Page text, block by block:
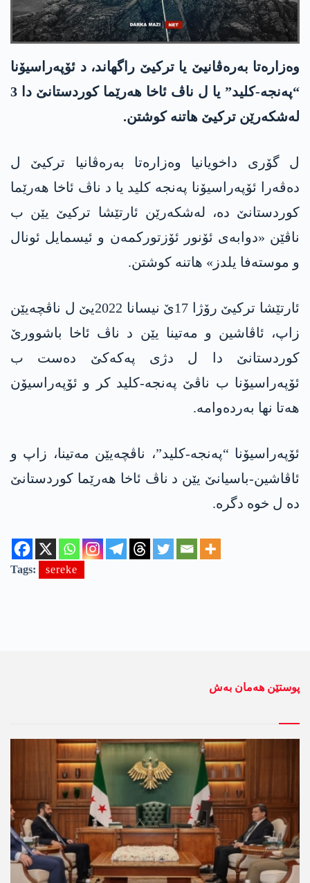
وەزارەتا بەرەڤانیێ یا ترکیێ راگھاند، د ئۆپەراسیۆنا
“پەنجە-کلید” یا ل ناڤ ئاخا ھەرێما کوردستانێ دا 3
لەشکەرێن ترکیێ ھاتنە کوشتن.
ل گۆری داخویانیا وەزارەتا بەرەڤانیا ترکیێ ل
دەڤەرا ئۆپەراسیۆنا پەنجە کلید یا د ناڤ ئاخا ھەرێما
کوردستانێ دە، لەشکەرێن ئارتێشا ترکیێ یێن ب
ناڤێن «دوابەی ئۆنور ئۆزتورکمەن و ئیسمایل ئونال
و موستەفا یلدز» ھاتنە کوشتن.
ئارتێشا ترکیێ رۆژا 17ێ نیسانا 2022یێ ل ناڤچەیێن
زاپ، ئاڤاشین و مەتینا یێن د ناڤ ئاخا باشوورێ
کوردستانێ دا ل دژی پەکەکێ دەست ب
ئۆپەراسیۆنا ب ناڤێ پەنجە-کلید کر و ئۆپەراسیۆن
ھەتا نھا بەردەوامە.
ئۆپەراسیۆنا “پەنجە-کلید”، ناڤچەیێن مەتینا، زاپ و
ئاڤاشین-باسیانێ یێن د ناڤ ئاخا ھەرێما کوردستانێ
دە ل خوە دگرە.
Tags: sereke
پوستێن ھەمان بەش